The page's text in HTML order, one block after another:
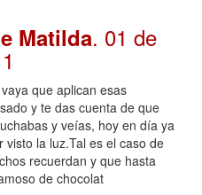
Matilda. 01 de
que aplican esas
y te das cuenta de que
y veías, hoy en día ya
la luz.Tal es el caso de
recuerdan y que hasta
de chocolat